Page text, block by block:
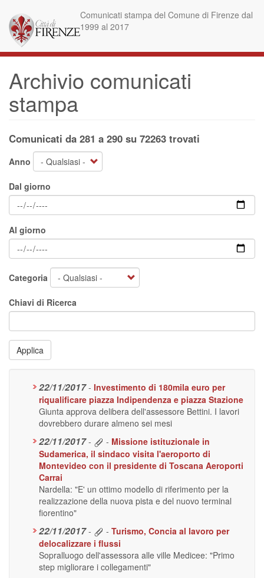
contenuto
principale
Comunicati stampa del Comune di Firenze dal
1999 al 2017
Archivio comunicati
stampa
Comunicati da 281 a 290 su 72263 trovati
Anno
Dal giorno
Al giorno
Categoria
Chiavi di Ricerca
Applica
22/11/2017 - Investimento di 180mila euro per
riqualificare piazza Indipendenza e piazza Stazione
Giunta approva delibera dell'assessore Bettini. I lavori
dovrebbero durare almeno sei mesi
22/11/2017 - - Missione istituzionale in
Sudamerica, il sindaco visita l'aeroporto di
Montevideo con il presidente di Toscana Aeroporti
Carrai
Nardella: "E' un ottimo modello di riferimento per la
realizzazione della nuova pista e del nuovo terminal
fiorentino"
22/11/2017 - - Turismo, Concia al lavoro per
delocalizzare i flussi
Sopralluogo dell'assessora alle ville Medicee: "Primo
step migliorare i collegamenti"